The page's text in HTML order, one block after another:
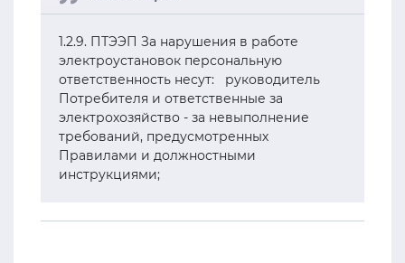
1.2.9. ПТЭЭП За нарушения в работе
электроустановок персональную
ответственность несут: руководитель
Потребителя и ответственные за
электрохозяйство - за невыполнение
требований, предусмотренных
Правилами и должностными
инструкциями;